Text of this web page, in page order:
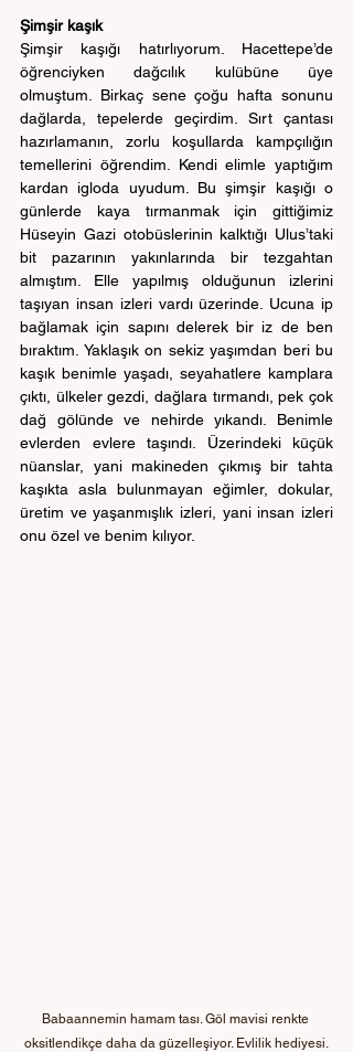
Şimşir kaşık
Şimşir kaşığı hatırlıyorum. Hacettepe’de
öğrenciyken dağcılık kulübüne üye
olmuştum. Birkaç sene çoğu hafta sonunu
dağlarda, tepelerde geçirdim. Sırt çantası
hazırlamanın, zorlu koşullarda kampçılığın
temellerini öğrendim. Kendi elimle yaptığım
kardan igloda uyudum. Bu şimşir kaşığı o
günlerde kaya tırmanmak için gittiğimiz
Hüseyin Gazi otobüslerinin kalktığı Ulus’taki
bit pazarının yakınlarında bir tezgahtan
almıştım. Elle yapılmış olduğunun izlerini
taşıyan insan izleri vardı üzerinde. Ucuna ip
bağlamak için sapını delerek bir iz de ben
bıraktım. Yaklaşık on sekiz yaşımdan beri bu
kaşık benimle yaşadı, seyahatlere kamplara
çıktı, ülkeler gezdi, dağlara tırmandı, pek çok
dağ gölünde ve nehirde yıkandı. Benimle
evlerden evlere taşındı. Üzerindeki küçük
nüanslar, yani makineden çıkmış bir tahta
kaşıkta asla bulunmayan eğimler, dokular,
üretim ve yaşanmışlık izleri, yani insan izleri
onu özel ve benim kılıyor.
Babaannemin hamam tası. Göl mavisi renkte
oksitlendikçe daha da güzelleşiyor. Evlilik hediyesi.